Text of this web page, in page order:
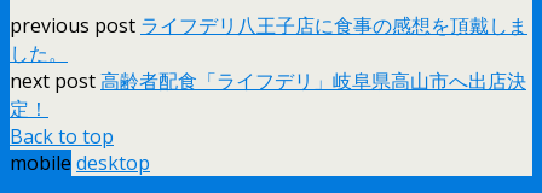
previous post ライフデリ八王子店に食事の感想を頂戴しま
した。
next post高齢者配食「ライフデリ」岐阜県高山市へ出店決
定！
Back to top
mobile desktop